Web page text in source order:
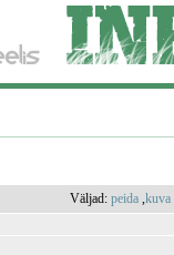
Väljad:peida ,kuva